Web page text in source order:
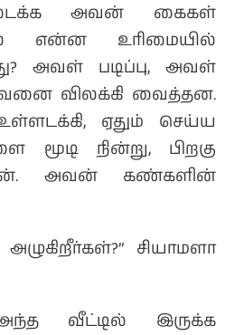
அவன் கைகள்
என்ன உரிமையில்
அவள் படிப்பு, அவள்
விலக்கி வைத்தன.
உள்ளடக்கி, ஏதும் செய்ய
நின்று, பிறகு
அவன் கண்களின்
சியாமளா
வீட்டில் இருக்க